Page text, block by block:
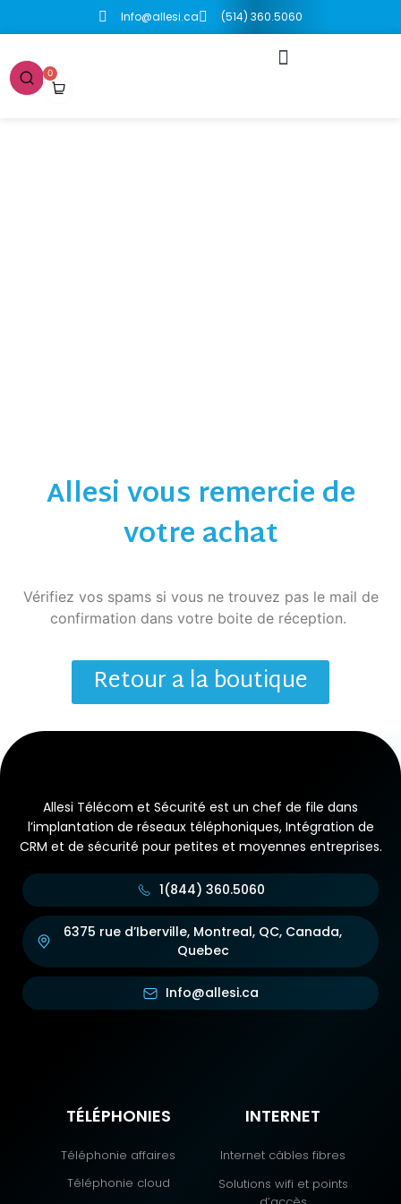
Info@allesi.ca (514) 360.5060
0
Allesi vous remercie de
votre achat
Vérifiez vos spams si vous ne trouvez pas le mail de
confirmation dans votre boite de réception.
Retour a la boutique
Allesi Télécom et Sécurité est un chef de file dans
l’implantation de réseaux téléphoniques, Intégration de
CRM et de sécurité pour petites et moyennes entreprises.
1(844) 360.5060
6375 rue d’Iberville, Montreal, QC, Canada,
Quebec
Info@allesi.ca
TÉLÉPHONIES
Téléphonie affaires
Téléphonie cloud
INTERNET
Internet câbles fibres
Solutions wifi et points